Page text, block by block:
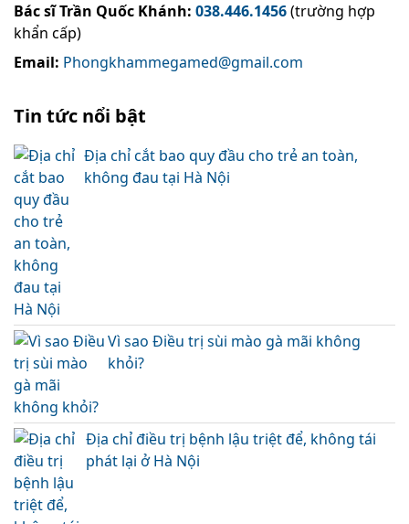
Bác sĩ Trần Quốc Khánh: 038.446.1456(trường hợp
khẩn cấp)
Email: Phongkhammegamed@gmail.com
Tin tức nổi bật
Địa chỉ cắt bao quy đầu cho trẻ an toàn,
không đau tại Hà Nội
Vì sao Điều trị sùi mào gà mãi không
khỏi?
Địa chỉ điều trị bệnh lậu triệt để, không tái
phát lại ở Hà Nội